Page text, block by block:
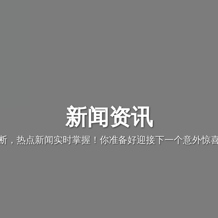
新闻资讯
，热点新闻实时掌握！你准备好迎接下一个意外惊